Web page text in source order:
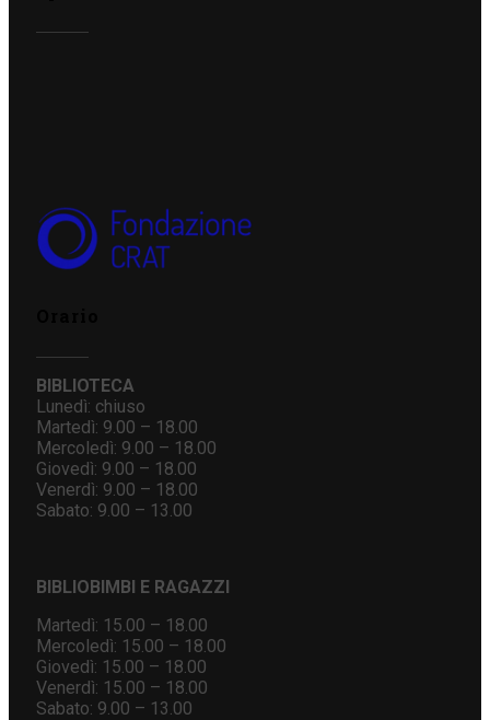
BIBLIOTECA
Lunedì: chiuso
Martedì: 9.00 – 18.00
Mercoledì: 9.00 – 18.00
Giovedì: 9.00 – 18.00
Venerdì: 9.00 – 18.00
Sabato: 9.00 – 13.00
BIBLIOBIMBI E RAGAZZI
Martedì: 15.00 – 18.00
Mercoledì: 15.00 – 18.00
Giovedì: 15.00 – 18.00
Venerdì: 15.00 – 18.00
Sabato: 9.00 – 13.00